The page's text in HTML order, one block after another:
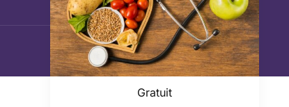
Gratuit